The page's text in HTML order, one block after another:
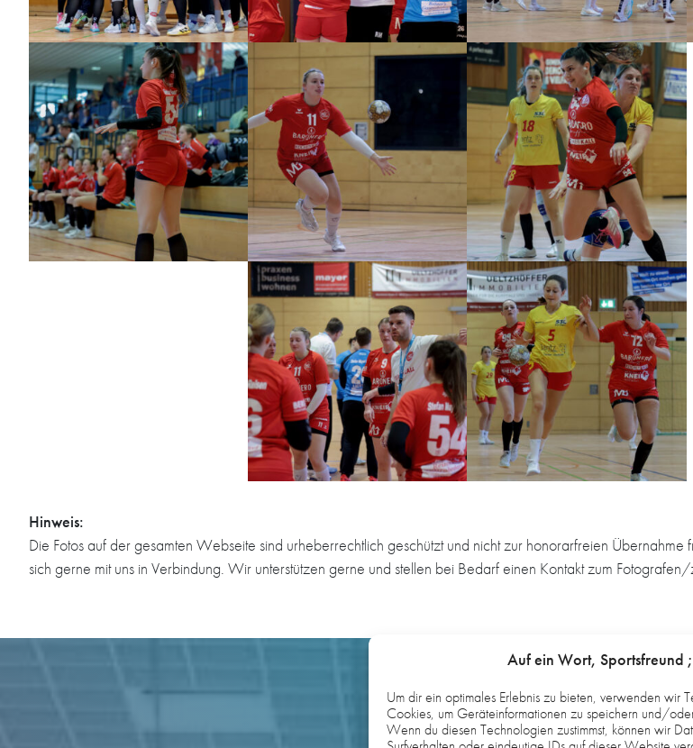
Auf ein Wort, Sportsfreund
Um dir ein optimales Erlebnis zu bieten, verwenden wir
Cookies, um Geräteinformationen zu speichern und/
Wenn du diesen Technologien zustimmst, können wir
Hinweis:
Die Fotos auf der gesamten Webseite sind urheberrechtlich geschützt und nicht zur honorarfreien
sich gerne mit uns in Verbindung. Wir unterstützen gerne und stellen bei Bedarf einen Kontakt zum